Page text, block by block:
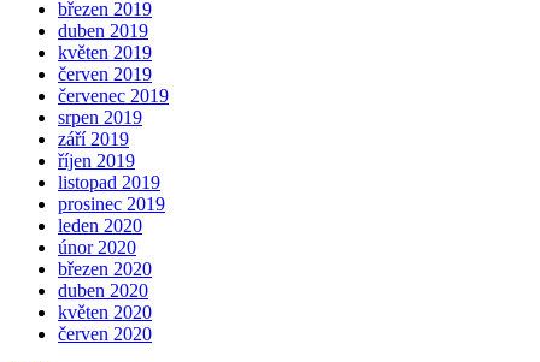
březen 2019
duben 2019
květen 2019
červen 2019
červenec 2019
srpen 2019
září 2019
říjen 2019
listopad 2019
prosinec 2019
leden 2020
únor 2020
březen 2020
duben 2020
květen 2020
červen 2020